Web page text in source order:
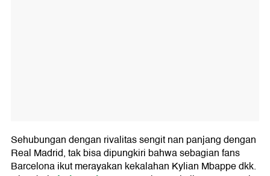
Sehubungan dengan rivalitas sengit nan panjang dengan
Real Madrid, tak bisa dipungkiri bahwa sebagian fans
Barcelona ikut merayakan kekalahan Kylian Mbappe dkk.